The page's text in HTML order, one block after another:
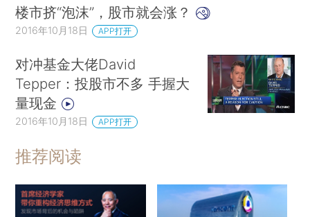
楼市挤“泡沫”，股市就会涨？
2016年10月18日 APP打开
对冲基金大佬David
Tepper：投股市不多 手握大
量现金
2016年10月18日 APP打开
推荐阅读